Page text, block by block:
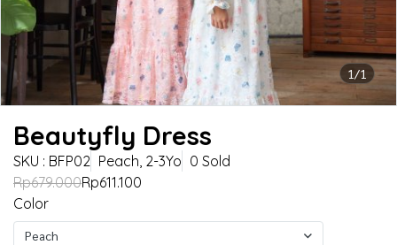
1/1
Beautyfly Dress
SKU : BFP02 Peach, 2-3Yo 0 Sold
Rp679.000Rp611.100
Color
Peach